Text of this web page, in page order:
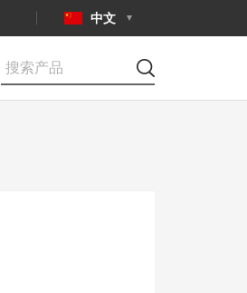
中文